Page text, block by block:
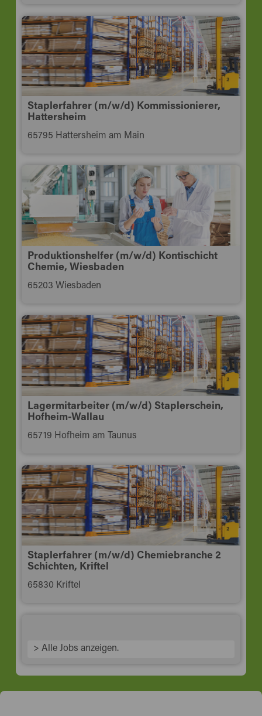
Staplerfahrer (m/w/d) Kommissionierer,
Hattersheim
65795 Hattersheim am Main
Produktionshelfer (m/w/d) Kontischicht
Chemie, Wiesbaden
65203 Wiesbaden
Lagermitarbeiter (m/w/d) Staplerschein,
Hofheim-Wallau
65719 Hofheim am Taunus
Staplerfahrer (m/w/d) Chemiebranche 2
Schichten, Kriftel
65830 Kriftel
> Alle Jobs anzeigen.